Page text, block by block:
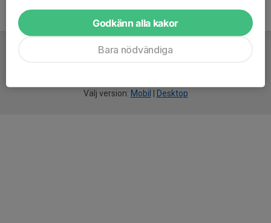
Välj version: Mobil Desktop
Godkänn alla kakor
Bara nödvändiga